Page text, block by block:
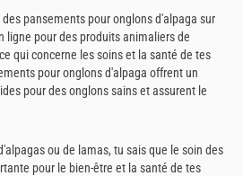
pansements pour onglons d'alpaga sur
ligne pour des produits animaliers de
qui concerne les soins et la santé de tes
pour onglons d'alpaga offrent un
pour des onglons sains et assurent le
ou de lamas, tu sais que le soin des
pour le bien-être et la santé de tes